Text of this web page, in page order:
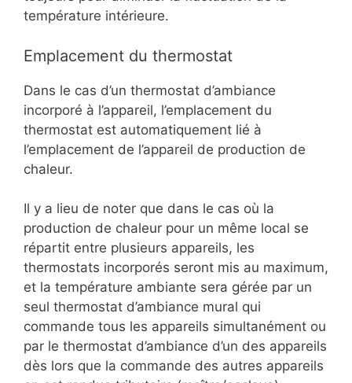
température intérieure.
Emplacement du thermostat
Dans le cas d’un thermostat d’ambiance
incorporé à l’appareil, l’emplacement du
thermostat est automatiquement lié à
l’emplacement de l’appareil de production de
chaleur.
Il y a lieu de noter que dans le cas où la
production de chaleur pour un même local se
répartit entre plusieurs appareils, les
thermostats incorporés seront mis au maximum,
et la température ambiante sera gérée par un
seul thermostat d’ambiance mural qui
commande tous les appareils simultanément ou
par le thermostat d’ambiance d’un des appareils
dès lors que la commande des autres appareils